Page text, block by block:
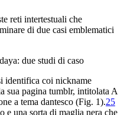
reti intertestuali che
di due casi emblematici
due studi di caso
identifica coi nickname
sua pagina tumblr, intitolata A
a tema dantesco (Fig. 1).25
e una sorta di maglia nera che